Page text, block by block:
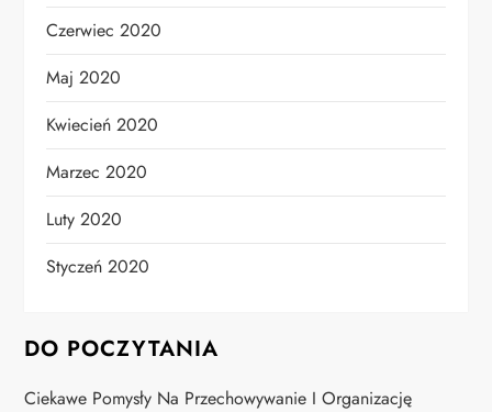
Czerwiec 2020
Maj 2020
Kwiecień 2020
Marzec 2020
Luty 2020
Styczeń 2020
DO POCZYTANIA
Ciekawe Pomysły Na Przechowywanie I Organizację